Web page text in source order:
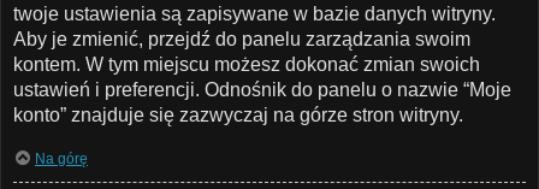
twoje ustawienia są zapisywane w bazie danych witryny.
Aby je zmienić, przejdź do panelu zarządzania swoim
kontem. W tym miejscu możesz dokonać zmian swoich
ustawień i preferencji. Odnośnik do panelu o nazwie “Moje
konto” znajduje się zazwyczaj na górze stron witryny.
Na górę